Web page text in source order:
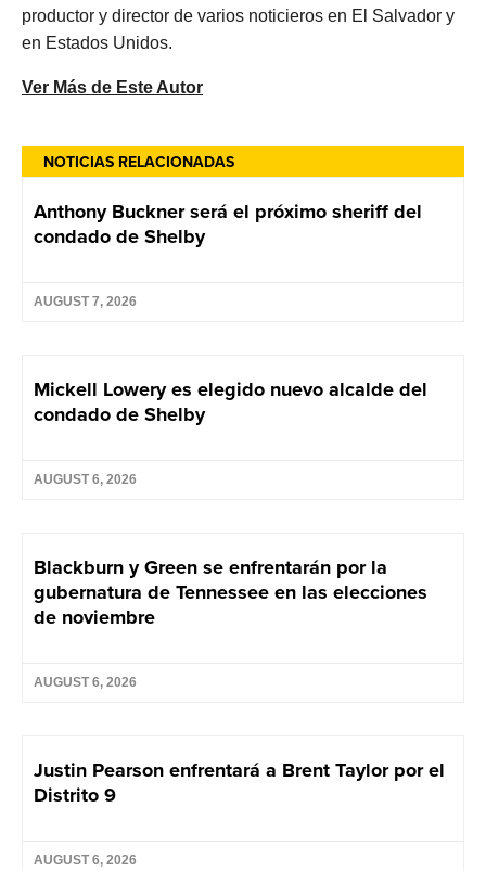
NOTICIAS RELACIONADAS
Anthony Buckner será el próximo sheriff del
condado de Shelby
AUGUST 7, 2026
Mickell Lowery es elegido nuevo alcalde del
condado de Shelby
AUGUST 6, 2026
Blackburn y Green se enfrentarán por la
gubernatura de Tennessee en las elecciones
de noviembre
AUGUST 6, 2026
Justin Pearson enfrentará a Brent Taylor por el
Distrito 9
AUGUST 6, 2026
productor y director de varios noticieros en El Salvador y
en Estados Unidos.
Ver Más de Este Autor